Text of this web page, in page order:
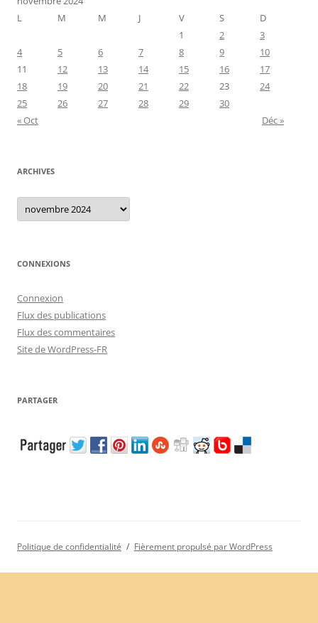
L
M M J V S
D
1
2
3
4
5 6 7 8 9
10
11
12 13 14 15 16
17
18
19 20 21 22 23
24
25
26 27 28 29
30
« Oct
Déc »
ARCHIVES
Archives
CONNEXIONS
Connexion
Flux des publications
Flux des commentaires
Site de WordPress-FR
PARTAGER
Politique de confidentialité Fièrement propulsé par WordPress